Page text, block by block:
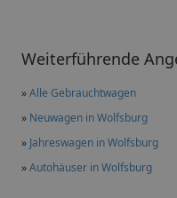
Weiterführende
»Alle Gebrauchtwagen
» Neuwagen in Wolfsburg
» Jahreswagen in Wolfsburg
»Autohäuser in Wolfsburg